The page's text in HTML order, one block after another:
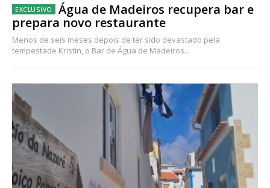
Água de Madeiros recupera bar e
prepara novo restaurante
Menos de seis meses depois de ter sido devastado pela
tempestade Kristin, o Bar de Água de Madeiros...